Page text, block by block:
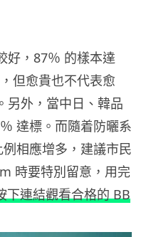
好，87％ 的樣本達
但愈貴也不代表愈
另外，當中日、韓品
達標。而隨着防曬系
相應增多，建議市民
時要特別留意，用完
下連結觀看合格的 BB